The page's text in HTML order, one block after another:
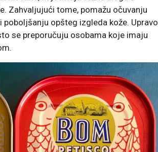
Zahvaljujući tome, pomažu očuvanju
opšteg izgleda kože. Upravo
se preporučuju osobama koje imaju